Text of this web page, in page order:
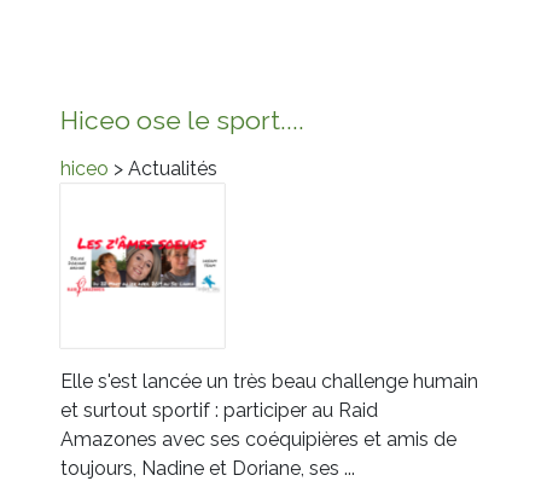
Hiceo ose le sport....
hiceo > Actualités
Elle s'est lancée un très beau challenge humain
et surtout sportif : participer au Raid
Amazones avec ses coéquipières et amis de
toujours, Nadine et Doriane, ses ...